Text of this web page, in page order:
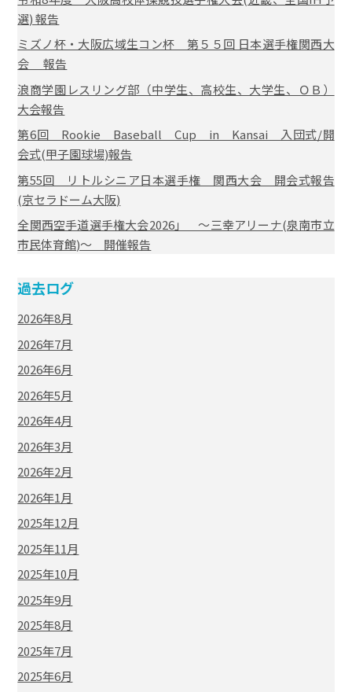
選) 報告
ミズノ杯・大阪広域生コン杯 第５５回 日本選手権関西大
会 報告
浪商学園レスリング部（中学生、高校生、大学生、ＯＢ）
大会報告
第6回 Rookie Baseball Cup in Kansai 入団式/開
会式(甲子園球場)報告
第55回 リトルシニア日本選手権 関西大会 開会式報告
(京セラドーム大阪)
全関西空手道選手権大会2026」 ～三幸アリーナ(泉南市立
市民体育館)～ 開催報告
過去ログ
2026年8月
2026年7月
2026年6月
2026年5月
2026年4月
2026年3月
2026年2月
2026年1月
2025年12月
2025年11月
2025年10月
2025年9月
2025年8月
2025年7月
2025年6月